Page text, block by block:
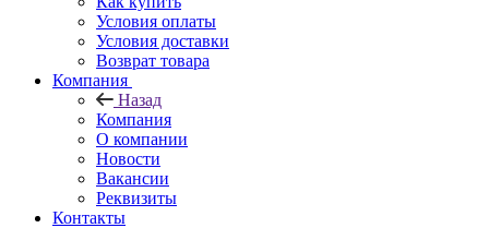
Условия оплаты
Условия доставки
Возврат товара
Компания
Назад
Компания
О компании
Новости
Вакансии
Реквизиты
Контакты